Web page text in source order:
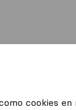
cookies